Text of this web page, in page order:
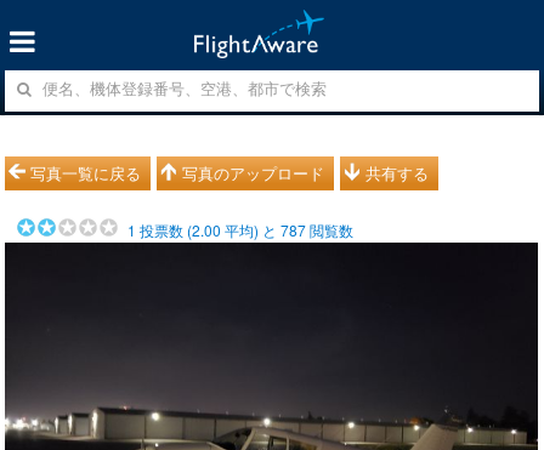
写真一覧に戻る 写真のアップロード 共有する
1 投票数 (2.00 平均) と787閲覧数